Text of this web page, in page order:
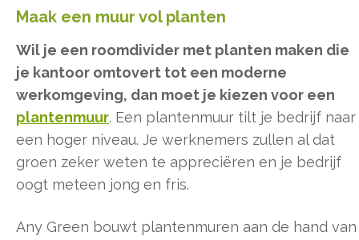
Maak een muur vol planten
Wil je een roomdivider met planten maken die
je kantoor omtovert tot een moderne
werkomgeving, dan moet je kiezen voor een
plantenmuur. Een plantenmuur tilt je bedrijf naar
een hoger niveau. Je werknemers zullen al dat
groen zeker weten te appreciëren en je bedrijf
oogt meteen jong en fris.
Any Green bouwt plantenmuren aan de hand van